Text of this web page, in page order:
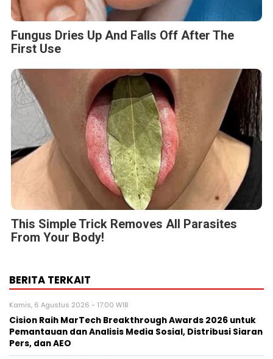
Fungus Dries Up And Falls Off After The
First Use
This Simple Trick Removes All Parasites
From Your Body!
BERITA TERKAIT
Kamis, 6 Agustus 2026 - 17:00 WIB
Cision Raih MarTech Breakthrough Awards 2026 untuk
Pemantauan dan Analisis Media Sosial, Distribusi Siaran
Pers, dan AEO